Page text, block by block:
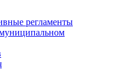
регламенты